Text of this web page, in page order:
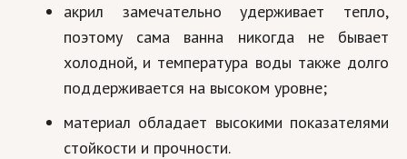
Праздники и подарки
Кинематограф
Домашние животные
Семья и дети
акрил замечательно удерживает тепло,
поэтому сама ванна никогда не бывает
холодной, и температура воды также долго
поддерживается на высоком уровне;
материал обладает высокими показателями
стойкости и прочности.